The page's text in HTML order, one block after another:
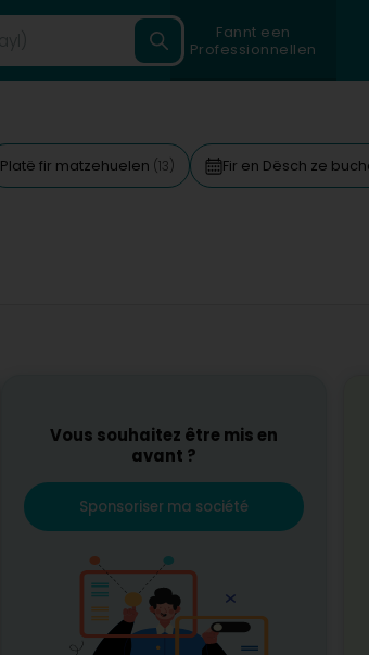
Fannt een
Professionnellen
Platë fir matzehuelen (13) Fir en Dësch ze
Vous souhaitez être mis en
avant ?
Sponsoriser ma société